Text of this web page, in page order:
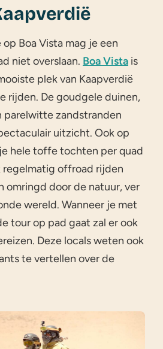
Boa Vista mag je een
niet overslaan. Boa Vista is
plek van Kaapverdië
rijden. De goudgele duinen,
parelwitte zandstranden
uitzicht. Ook op
hele toffe tochten per quad
regelmatig offroad rijden
omringd door de natuur, ver
wereld. Wanneer je met
tour op pad gaat zal er ook
Deze locals weten ook
te vertellen over de